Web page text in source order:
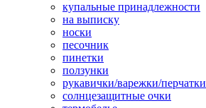
купальные принадлежности
на выписку
носки
песочник
пинетки
ползунки
рукавички/варежки/перчатки
солнцезащитные очки